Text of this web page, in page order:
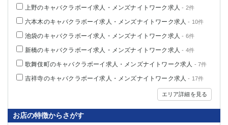
上野のキャバクラボーイ求人・メンズナイトワーク求人 - 2件
六本木のキャバクラボーイ求人・メンズナイトワーク求人 - 10件
池袋のキャバクラボーイ求人・メンズナイトワーク求人 - 6件
新橋のキャバクラボーイ求人・メンズナイトワーク求人 - 4件
歌舞伎町のキャバクラボーイ求人・メンズナイトワーク求人 - 7件
吉祥寺のキャバクラボーイ求人・メンズナイトワーク求人 - 17件
エリア詳細を見る
お店の特徴からさがす